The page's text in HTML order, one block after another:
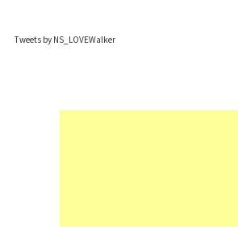
Tweets by NS_LOVEWalker